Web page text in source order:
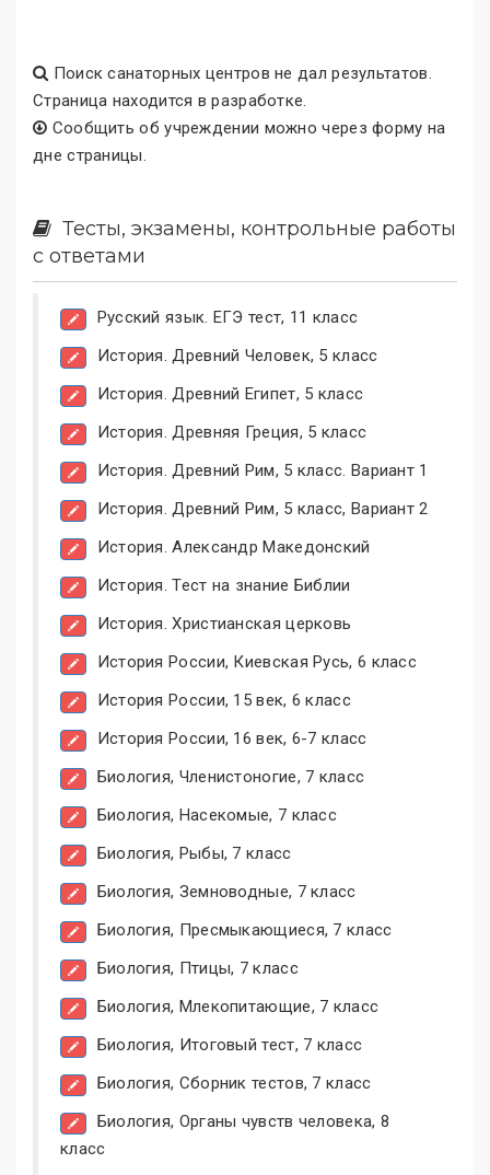
Поиск санаторных центров не дал результатов.
Страница находится в разработке.
Сообщить об учреждении можно через форму на
дне страницы.
Тесты, экзамены, контрольные работы
с ответами
Русский язык. ЕГЭ тест, 11 класс
История. Древний Человек, 5 класс
История. Древний Египет, 5 класс
История. Древняя Греция, 5 класс
История. Древний Рим, 5 класс. Вариант 1
История. Древний Рим, 5 класс, Вариант 2
История. Александр Македонский
История. Тест на знание Библии
История. Христианская церковь
История России, Киевская Русь, 6 класс
История России, 15 век, 6 класс
История России, 16 век, 6-7 класс
Биология, Членистоногие, 7 класс
Биология, Насекомые, 7 класс
Биология, Рыбы, 7 класс
Биология, Земноводные, 7 класс
Биология, Пресмыкающиеся, 7 класс
Биология, Птицы, 7 класс
Биология, Млекопитающие, 7 класс
Биология, Итоговый тест, 7 класс
Биология, Сборник тестов, 7 класс
Биология, Органы чувств человека, 8
класс